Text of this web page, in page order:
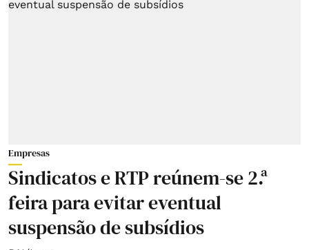
Empresas
Sindicatos e RTP reúnem-se 2.ª
feira para evitar eventual
suspensão de subsídios